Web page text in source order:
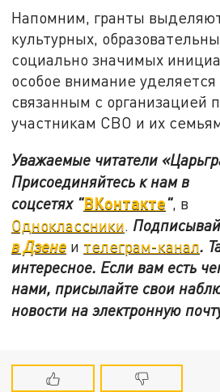
Напомним, гранты
культурных,
социально значимых
особое внимание
связанным с организацией
участникам СВО и их
Уважаемые читатели
Присоединяйтесь к нам в
соцсетях "ВКонтакте", в
Одноклассники.
в Дзене и телеграм-канал.
интересное. Если вам есть
нами, присылайте свои
новости на электронную